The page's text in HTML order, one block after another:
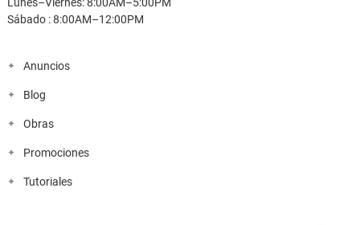
Lunes–Viernes: 8:00AM–5:00PM
Sábado : 8:00AM–12:00PM
Anuncios
Blog
Obras
Promociones
Tutoriales